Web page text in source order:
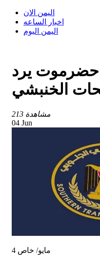
اليمن الان
اخبار الساعه
اليمن اليوم
حضرموت يرد
الخنبشي
213 مشاهدة
04 Jun
4 مايو/ خاص